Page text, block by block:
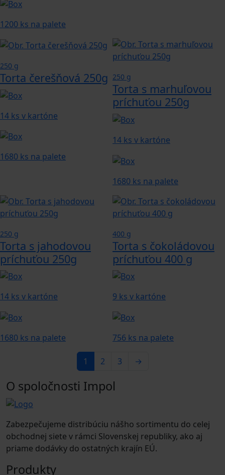
1200 ks na palete
250 g
Torta čerešňová 250g
14 ks v kartóne
1680 ks na palete
250 g
Torta s marhuľovou
príchuťou 250g
14 ks v kartóne
1680 ks na palete
250 g
Torta s jahodovou
príchuťou 250g
14 ks v kartóne
1680 ks na palete
400 g
Torta s čokoládovou
príchuťou 400 g
9 ks v kartóne
756 ks na palete
1 2 3 →
O spoločnosti Impol
Zabezpečujeme distribúciu nášho sortimentu do celej
obchodnej siete v rámci Slovenskej republiky, ako aj
priame dodávky do ostatných krajín EÚ.
Produkty